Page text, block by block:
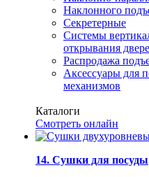
Наклонного
Секретерные
Системы
открывания
Распродажа
Аксессуары для
механизмов
Каталоги
Смотреть онлайн
14. Сушки для посуды